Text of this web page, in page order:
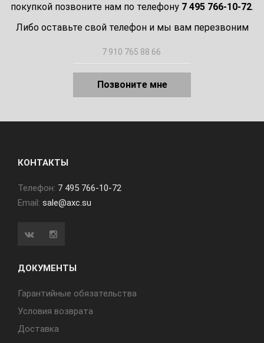
покупкой позвоните нам по телефону 7 495 766-10-72.
Либо оставьте свой телефон и мы вам перезвоним
Позвоните мне
КОНТАКТЫ
Телефон: 7 495 766-10-72
Email: sale@axc.su
ДОКУМЕНТЫ
Гарантийные обязательства
Условия возврата
Доставка